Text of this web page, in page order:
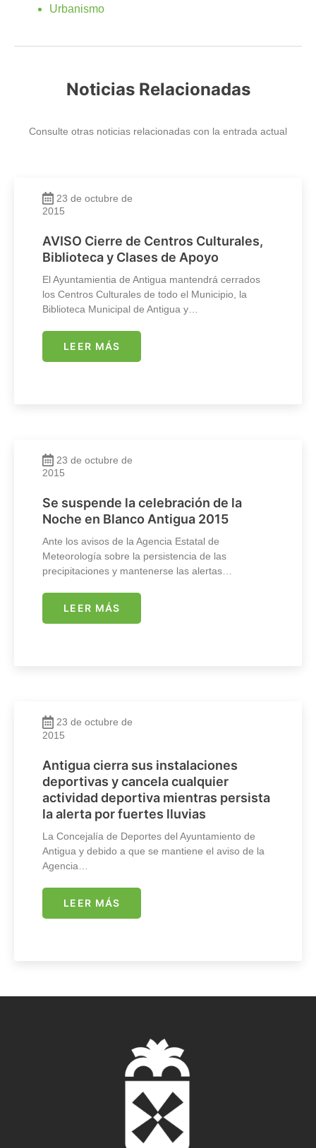
Urbanismo
Noticias Relacionadas
Consulte otras noticias relacionadas con la entrada actual
23 de octubre de
2015
AVISO Cierre de Centros Culturales,
Biblioteca y Clases de Apoyo
El Ayuntamientia de Antigua mantendrá cerrados
los Centros Culturales de todo el Municipio, la
Biblioteca Municipal de Antigua y…
LEER MÁS
23 de octubre de
2015
Se suspende la celebración de la
Noche en Blanco Antigua 2015
Ante los avisos de la Agencia Estatal de
Meteorología sobre la persistencia de las
precipitaciones y mantenerse las alertas…
LEER MÁS
23 de octubre de
2015
Antigua cierra sus instalaciones
deportivas y cancela cualquier
actividad deportiva mientras persista
la alerta por fuertes lluvias
La Concejalía de Deportes del Ayuntamiento de
Antigua y debido a que se mantiene el aviso de la
Agencia…
LEER MÁS